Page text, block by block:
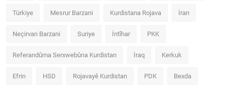
Türkiye Mesrur Barzani Kurdistana Rojava İran
Neçirvan Barzani Suriye İntîhar PKK
Referandûma Serxwebûna Kurdistan İraq Kerkuk
Efrin HSD Rojavayê Kurdistan PDK Bexda